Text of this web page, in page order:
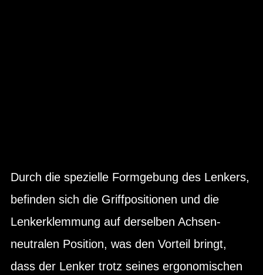
Durch die spezielle Formgebung des Lenkers,
befinden sich die Griffpositionen und die
Lenkerklemmung auf derselben Achsen-
neutralen Position, was den Vorteil bringt,
dass der Lenker trotz seines ergonomischen